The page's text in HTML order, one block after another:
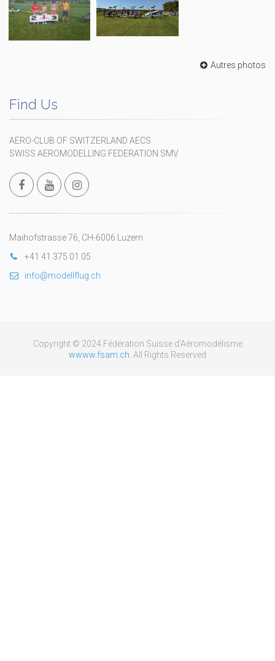
Autres photos
Find Us
AERO-CLUB OF SWITZERLAND AECS
SWISS AEROMODELLING FEDERATION SMV
Maihofstrasse 76, CH-6006 Luzern
+41 41 375 01 05
info@modellflug.ch
Copyright © 2024 Fédération Suisse d’Aéromodélisme
wwww.fsam.ch . All Rights Reserved